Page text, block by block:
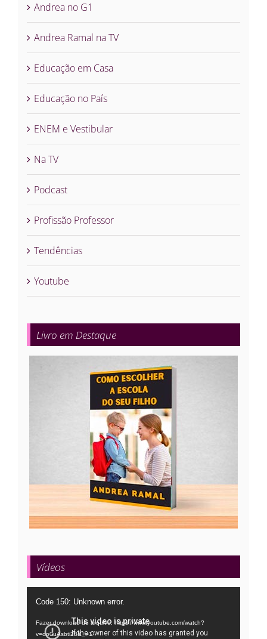
Andrea no G1
Andrea Ramal na TV
Educação em Casa
Educação no País
ENEM e Vestibular
Na TV
Podcast
Profissão Professor
Tendências
Youtube
Livro em Destaque
Vídeos
Tocador
vídeo
Code 150: Unknown error.
Fazer download do arquivo: https://www.youtube.com/watch?
v=oo0uAsbti28&_=1